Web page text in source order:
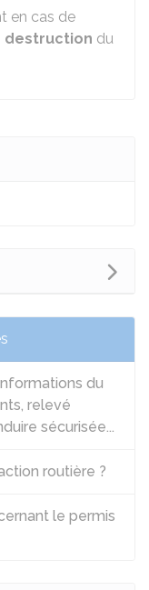
en cas de
destruction du
du
relevé
sécurisée...
routière ?
le permis